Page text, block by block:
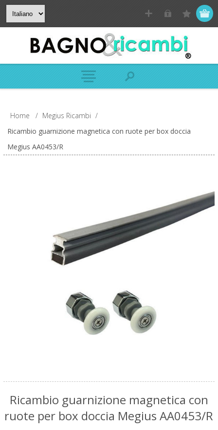
Home / Megius Ricambi /
Ricambio guarnizione magnetica con ruote per box doccia
Megius AA0453/R
Ricambio guarnizione magnetica con
ruote per box doccia Megius AA0453/R